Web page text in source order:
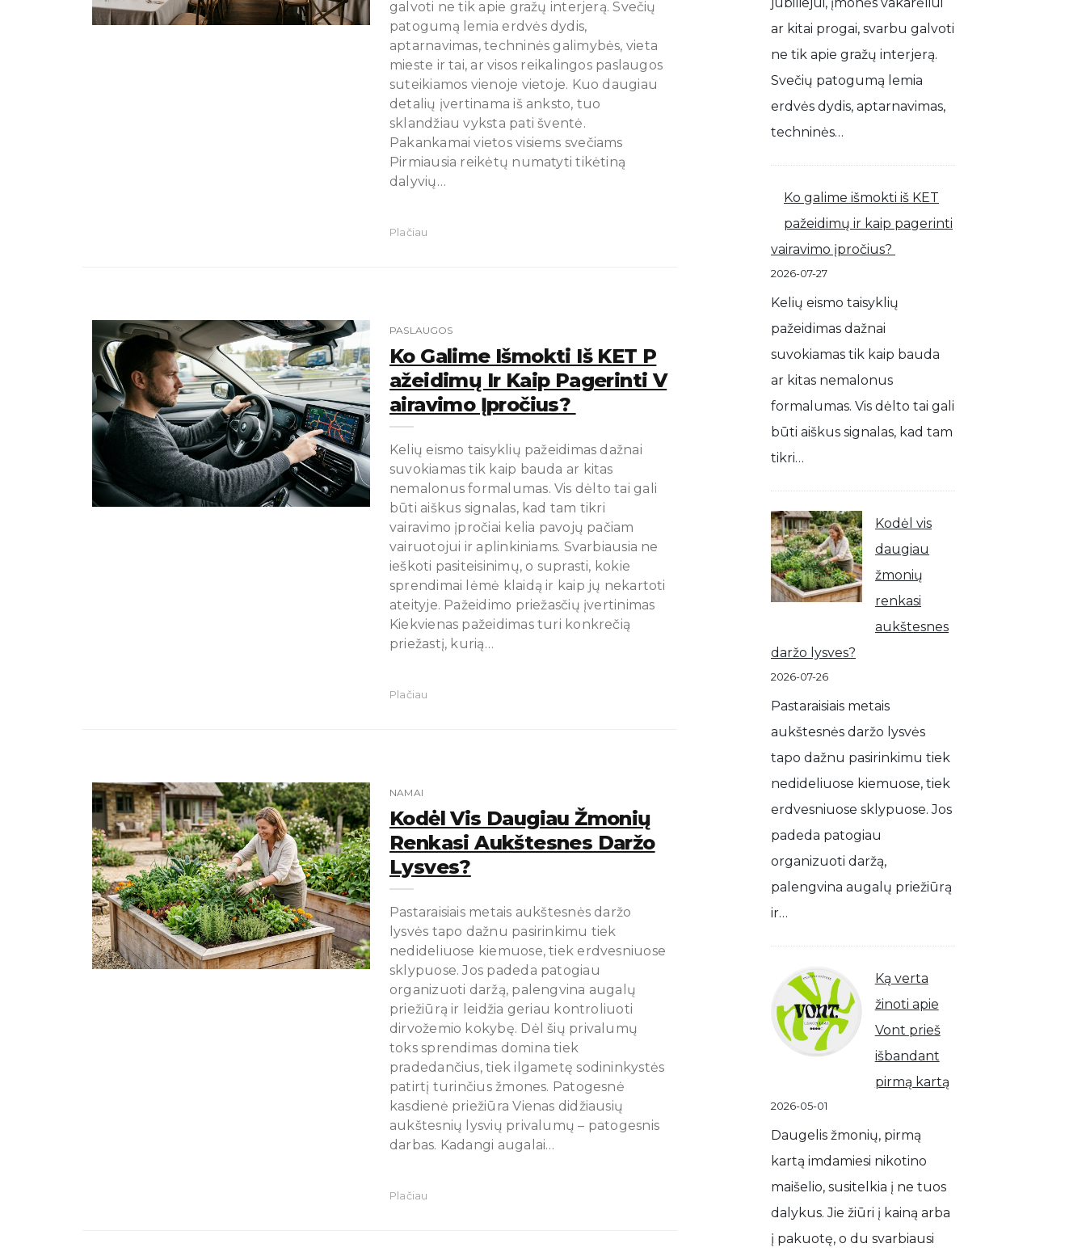
galvoti ne tik apie gražų interjerą. Svečių
patogumą lemia erdvės dydis,
aptarnavimas, techninės galimybės, vieta
mieste ir tai, ar visos reikalingos paslaugos
suteikiamos vienoje vietoje. Kuo daugiau
detalių įvertinama iš anksto, tuo
sklandžiau vyksta pati šventė.
Pakankamai vietos visiems svečiams
Pirmiausia reikėtų numatyti tikėtiną
dalyvių…
Plačiau
PASLAUGOS
Ko Galime Išmokti Iš KET P
Ažeidimų Ir Kaip Pagerinti V
Airavimo Įpročius?
Kelių eismo taisyklių pažeidimas dažnai
suvokiamas tik kaip bauda ar kitas
nemalonus formalumas. Vis dėlto tai gali
būti aiškus signalas, kad tam tikri
vairavimo įpročiai kelia pavojų pačiam
vairuotojui ir aplinkiniams. Svarbiausia ne
ieškoti pasiteisinimų, o suprasti, kokie
sprendimai lėmė klaidą ir kaip jų nekartoti
ateityje. Pažeidimo priežasčių įvertinimas
Kiekvienas pažeidimas turi konkrečią
priežastį, kurią…
Plačiau
NAMAI
Kodėl Vis Daugiau Žmonių
Renkasi Aukštesnes Daržo
Lysves?
Pastaraisiais metais aukštesnės daržo
lysvės tapo dažnu pasirinkimu tiek
nedideliuose kiemuose, tiek erdvesniuose
sklypuose. Jos padeda patogiau
organizuoti daržą, palengvina augalų
priežiūrą ir leidžia geriau kontroliuoti
dirvožemio kokybę. Dėl šių privalumų
toks sprendimas domina tiek
pradedančius, tiek ilgametę sodininkystės
patirtį turinčius žmones. Patogesnė
kasdienė priežiūra Vienas didžiausių
aukštesnių lysvių privalumų – patogesnis
darbas. Kadangi augalai…
Plačiau
ar kitai progai, svarbu galvoti
ne tik apie gražų interjerą.
Svečių patogumą lemia
erdvės dydis, aptarnavimas,
techninės…
Ko galime išmokti iš KET
pažeidimų ir kaip pagerinti
vairavimo įpročius?
2026-07-27
Kelių eismo taisyklių
pažeidimas dažnai
suvokiamas tik kaip bauda
ar kitas nemalonus
formalumas. Vis dėlto tai gali
būti aiškus signalas, kad tam
tikri…
Kodėl vis
daugiau
žmonių
renkasi
aukštesnes
daržo lysves?
2026-07-26
Pastaraisiais metais
aukštesnės daržo lysvės
tapo dažnu pasirinkimu tiek
nedideliuose kiemuose, tiek
erdvesniuose sklypuose. Jos
padeda patogiau
organizuoti daržą,
palengvina augalų priežiūrą
ir…
Ką verta
žinoti apie
Vont prieš
išbandant
pirmą kartą
2026-05-01
Daugelis žmonių, pirmą
kartą imdamiesi nikotino
maišelio, susitelkia į ne tuos
dalykus. Jie žiūri į kainą arba
į pakuotę, o du svarbiausi